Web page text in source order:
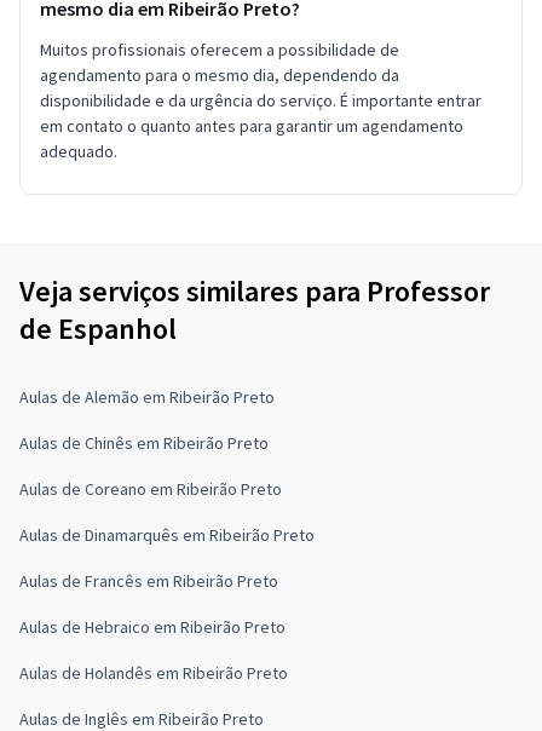
mesmo dia em Ribeirão Preto?
Muitos profissionais oferecem a possibilidade de
agendamento para o mesmo dia, dependendo da
disponibilidade e da urgência do serviço. É importante entrar
em contato o quanto antes para garantir um agendamento
adequado.
Veja serviços similares para Professor
de Espanhol
Aulas de Alemão em Ribeirão Preto
Aulas de Chinês em Ribeirão Preto
Aulas de Coreano em Ribeirão Preto
Aulas de Dinamarquês em Ribeirão Preto
Aulas de Francês em Ribeirão Preto
Aulas de Hebraico em Ribeirão Preto
Aulas de Holandês em Ribeirão Preto
Aulas de Inglês em Ribeirão Preto